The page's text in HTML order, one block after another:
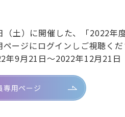
土）に開催した、「2022年
ページにログインしご視聴く
年9月21日～2022年12月21日
専用ページ